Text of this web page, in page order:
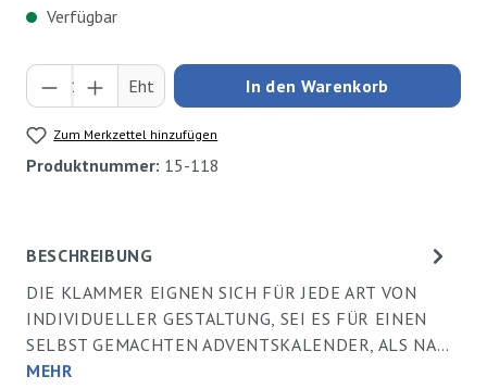
Verfügbar
Produkt Anzahl: Gib den gewünschten Wert
Eht In den Warenkorb
Zum Merkzettel hinzufügen
Produktnummer: 15-118
BESCHREIBUNG
DIE KLAMMER EIGNEN SICH FÜR JEDE ART VON
INDIVIDUELLER GESTALTUNG, SEI ES FÜR EINEN
SELBST GEMACHTEN ADVENTSKALENDER, ALS NA…
MEHR